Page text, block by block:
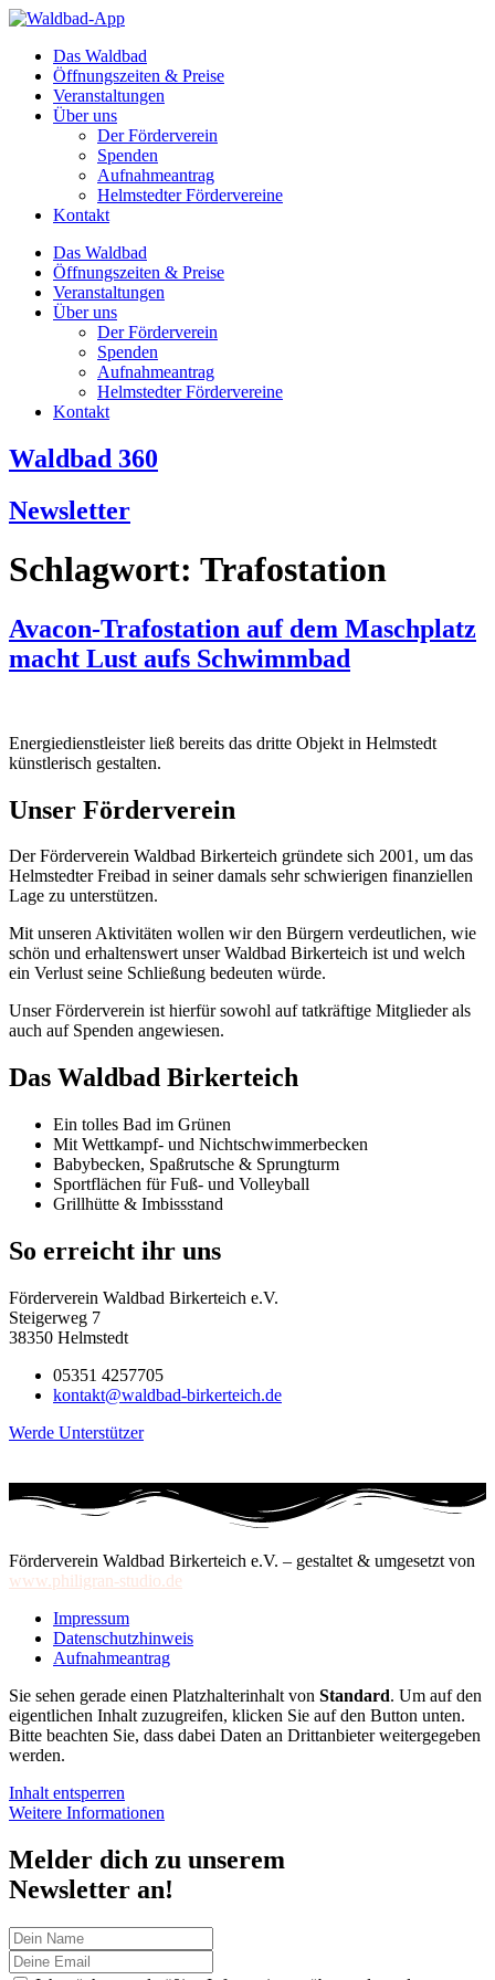
Zum
springenDas Waldbad
Öffnungszeiten & Preise
Veranstaltungen
Über uns
Der Förderverein
Spenden
Aufnahmeantrag
Helmstedter Fördervereine
Kontakt
Das Waldbad
Öffnungszeiten & Preise
Veranstaltungen
Über uns
Der Förderverein
Spenden
Aufnahmeantrag
Helmstedter Fördervereine
Kontakt
Waldbad 360
Newsletter
Schlagwort: Trafostation
Avacon-Trafostation auf dem Maschplatz
macht Lust aufs Schwimmbad
Energiedienstleister ließ bereits das dritte Objekt in Helmstedt
künstlerisch gestalten.
Unser Förderverein
Der Förderverein Waldbad Birkerteich gründete sich 2001, um das
Helmstedter Freibad in seiner damals sehr schwierigen finanziellen
Lage zu unterstützen.
Mit unseren Aktivitäten wollen wir den Bürgern verdeutlichen, wie
schön und erhaltenswert unser Waldbad Birkerteich ist und welch
ein Verlust seine Schließung bedeuten würde.
Unser Förderverein ist hierfür sowohl auf tatkräftige Mitglieder als
auch auf Spenden angewiesen.
Das Waldbad Birkerteich
Ein tolles Bad im Grünen
Mit Wettkampf- und Nichtschwimmerbecken
Babybecken, Spaßrutsche & Sprungturm
Sportflächen für Fuß- und Volleyball
Grillhütte & Imbissstand
So erreicht ihr uns
Förderverein Waldbad Birkerteich e.V.
Steigerweg 7
38350 Helmstedt
05351 4257705
kontakt@waldbad-birkerteich.de
Werde Unterstützer
Förderverein Waldbad Birkerteich e.V. – gestaltet & umgesetzt von
www.philigran-studio.de
Impressum
Datenschutzhinweis
Aufnahmeantrag
Sie sehen gerade einen Platzhalterinhalt von Standard. Um auf den
eigentlichen Inhalt zuzugreifen, klicken Sie auf den Button unten.
Bitte beachten Sie, dass dabei Daten an Drittanbieter weitergegeben
werden.
Inhalt entsperren
Weitere Informationen
Melder dich zu unserem
Newsletter an!